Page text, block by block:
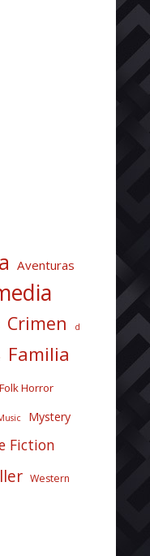
Aventuras
Crimen d
Familia
Folk Horror
Mystery
Fiction
Western